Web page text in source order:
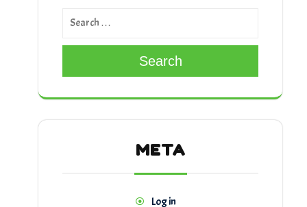
Search
META
Log in